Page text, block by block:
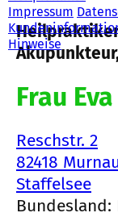
Impressum
Hinweise
Frau
Reschstr. 2
82418
Staffelsee
Bundesland: